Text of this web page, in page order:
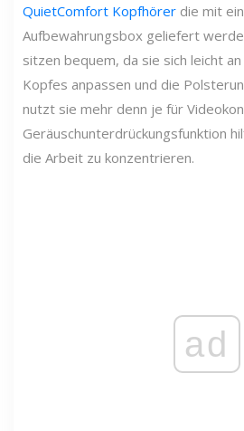
QuietComfort Kopfhörer die mit
Aufbewahrungsbox geliefert
sitzen bequem, da sie sich leicht
Kopfes anpassen und die
nutzt sie mehr denn je für
Geräuschunterdrückungsfunktion
die Arbeit zu konzentrieren.
ad